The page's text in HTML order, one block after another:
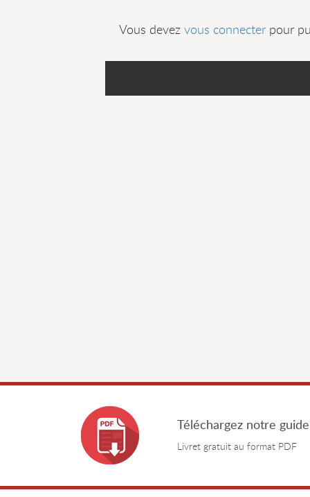
Vous devez vous connecter pour
Téléchargez notre
Livret gratuit au format PDF